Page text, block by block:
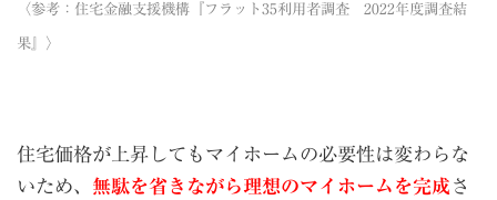
〈参考： 住宅金融支援機構『フラット35利用者調査 2022年度調査結
果』 〉
住宅価格が上昇してもマイホームの必要性は変わらな
いため、 無駄を省きながら理想のマイホームを完成 さ